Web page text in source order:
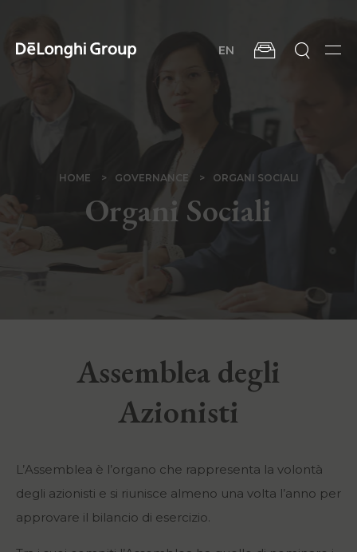
contenuto
principale
EN
BRICIOLE
DI
PANE
HOME GOVERNANCE ORGANI SOCIALI
Organi Sociali
Assemblea degli
Azionisti
L’Assemblea è l’organo che rappresenta la volontà
degli azionisti e si riunisce almeno una volta l’anno per
approvare il bilancio di esercizio.